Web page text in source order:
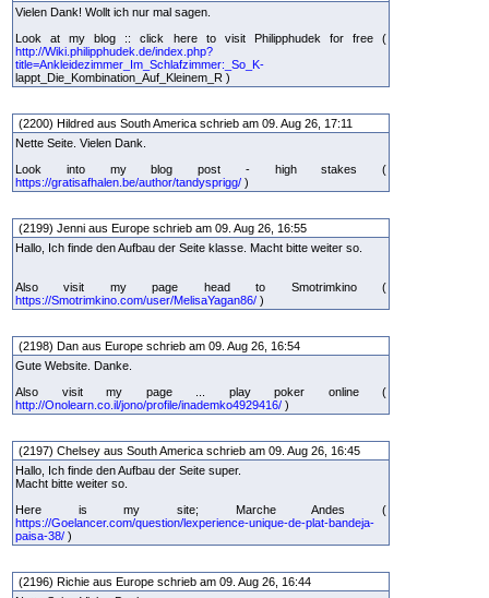
Vielen Dank! Wollt ich nur mal sagen.
Look at my blog :: click here to visit Philipphudek for free (
http://Wiki.philipphudek.de/index.php?
title=Ankleidezimmer_Im_Schlafzimmer:_So_K-
lappt_Die_Kombination_Auf_Kleinem_R )
(2200) Hildred aus South America schrieb am 09. Aug 26, 17:11
Nette Seite. Vielen Dank.
Look into my blog post - high stakes (
https://gratisafhalen.be/author/tandysprigg/ )
(2199) Jenni aus Europe schrieb am 09. Aug 26, 16:55
Hallo, Ich finde den Aufbau der Seite klasse. Macht bitte weiter so.
Also visit my page head to Smotrimkino (
https://Smotrimkino.com/user/MelisaYagan86/ )
(2198) Dan aus Europe schrieb am 09. Aug 26, 16:54
Gute Website. Danke.
Also visit my page ... play poker online (
http://Onolearn.co.il/jono/profile/inademko4929416/ )
(2197) Chelsey aus South America schrieb am 09. Aug 26, 16:45
Hallo, Ich finde den Aufbau der Seite super.
Macht bitte weiter so.
Here is my site; Marche Andes (
https://Goelancer.com/question/lexperience-unique-de-plat-bandeja-
paisa-38/ )
(2196) Richie aus Europe schrieb am 09. Aug 26, 16:44